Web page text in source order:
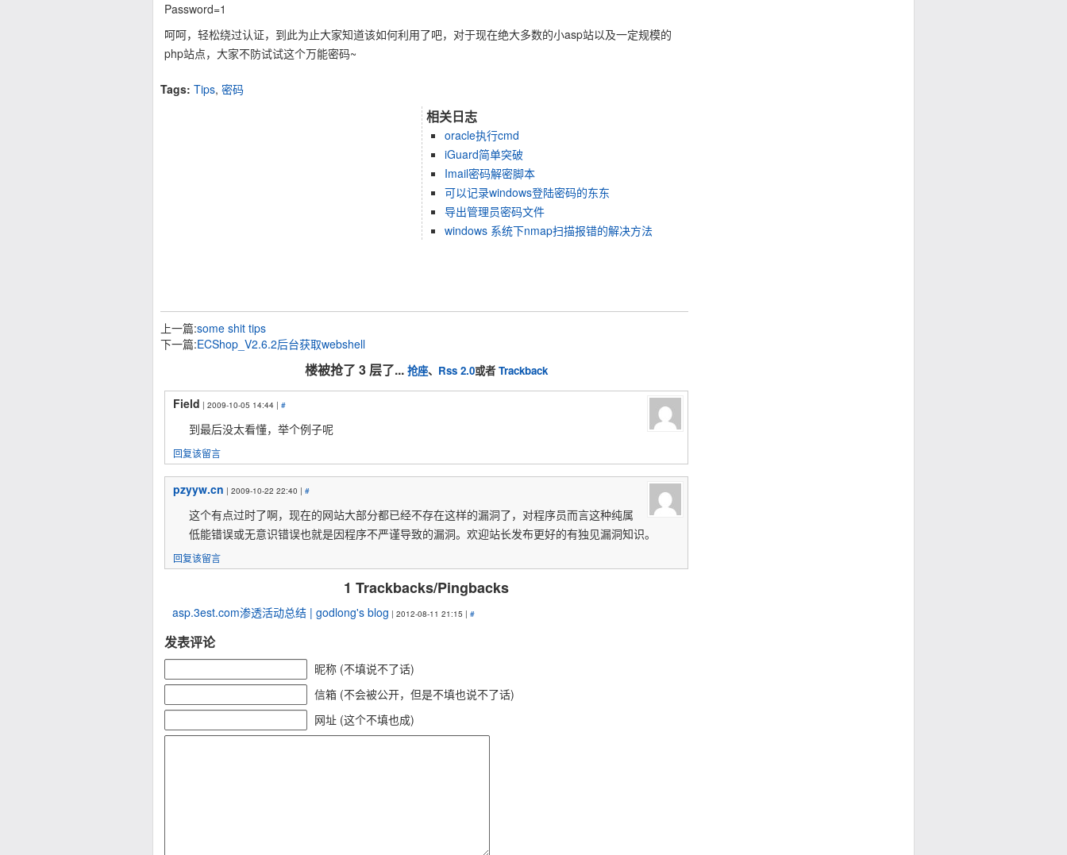
Password=1
呵呵，轻松绕过认证，到此为止大家知道该如何利用了吧，对于现在绝大多数的小asp站以及一定规模的
php站点，大家不防试试这个万能密码~
Tags: Tips, 密码
相关日志
oracle执行cmd
iGuard简单突破
Imail密码解密脚本
可以记录windows登陆密码的东东
导出管理员密码文件
windows 系统下nmap扫描报错的解决方法
上一篇:some shit tips
下一篇:ECShop_V2.6.2后台获取webshell
楼被抢了 3 层了... 抢座、 Rss 2.0或者 Trackback
Field | 2009-10-05 14:44 | #
到最后没太看懂，举个例子呢
回复该留言
pzyyw.cn | 2009-10-22 22:40 | #
这个有点过时了啊，现在的网站大部分都已经不存在这样的漏洞了，对程序员而言这种纯属
低能错误或无意识错误也就是因程序不严谨导致的漏洞。欢迎站长发布更好的有独见漏洞知识。
回复该留言
1 Trackbacks/Pingbacks
asp.3est.com渗透活动总结 | godlong's blog | 2012-08-11 21:15 | #
发表评论
昵称 (不填说不了话)
信箱 (不会被公开，但是不填也说不了话)
网址 (这个不填也成)